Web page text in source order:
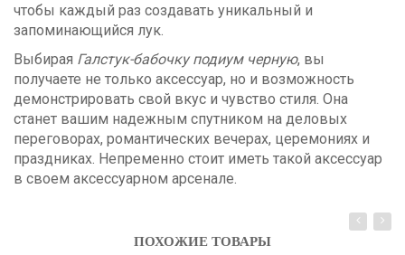
чтобы каждый раз создавать уникальный и
запоминающийся лук.
Выбирая Галстук-бабочку подиум черную, вы
получаете не только аксессуар, но и возможность
демонстрировать свой вкус и чувство стиля. Она
станет вашим надежным спутником на деловых
переговорах, романтических вечерах, церемониях и
праздниках. Непременно стоит иметь такой аксессуар
в своем аксессуарном арсенале.
ПОХОЖИЕ ТОВАРЫ